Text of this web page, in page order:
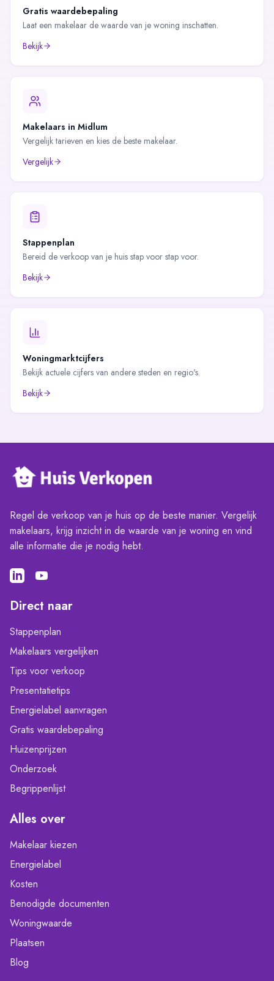
Gratis waardebepaling
Laat een makelaar de waarde van je woning inschatten.
Bekijk
Makelaars in Midlum
Vergelijk tarieven en kies de beste makelaar.
Vergelijk
Stappenplan
Bereid de verkoop van je huis stap voor stap voor.
Bekijk
Woningmarktcijfers
Bekijk actuele cijfers van andere steden en regio's.
Bekijk
Regel de verkoop van je huis op de beste manier. Vergelijk
makelaars, krijg inzicht in de waarde van je woning en vind
alle informatie die je nodig hebt.
Direct naar
Stappenplan
Makelaars vergelijken
Tips voor verkoop
Presentatietips
Energielabel aanvragen
Gratis waardebepaling
Huizenprijzen
Onderzoek
Begrippenlijst
Alles over
Makelaar kiezen
Energielabel
Kosten
Benodigde documenten
Woningwaarde
Plaatsen
Blog